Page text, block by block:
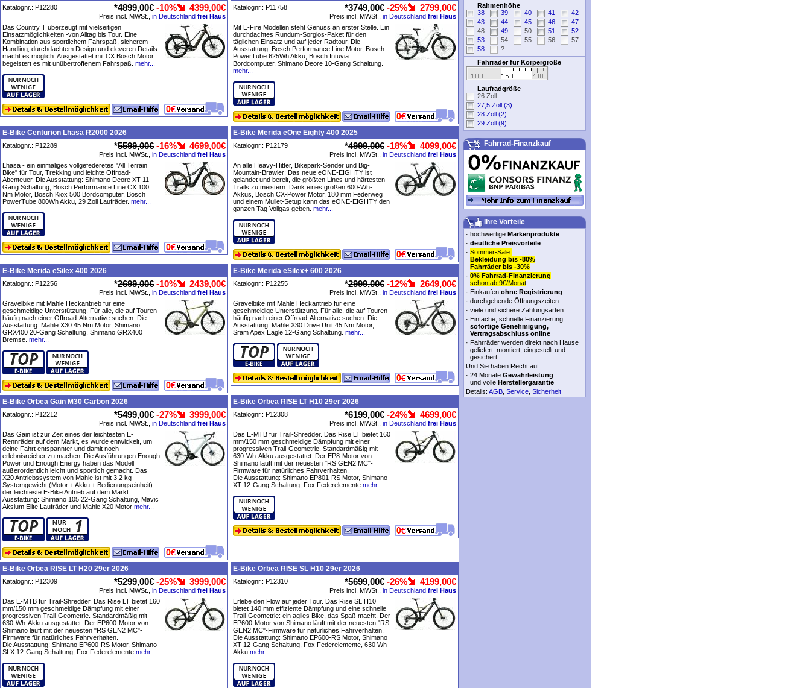
Katalognr.: P12280 *4899,00€ -10% 4399,00€
Preis incl. MWSt., in Deutschland frei Haus
Das Country T überzeugt mit vielseitigen
Einsatzmöglichkeiten -von Alltag bis Tour. Eine
Kombination aus sportlichem Fahrspaß, sicherem
Handling, durchdachtem Design und cleveren Details
macht es möglich. Ausgestattet mit CX Bosch Motor
begeistert es mit unübertroffenem Fahrspaß. mehr...
Katalognr.: P11758 *3749,00€ -25% 2799,00€
Preis incl. MWSt., in Deutschland frei Haus
Mit E-Fire Modellen steht Genuss an erster Stelle. Ein
durchdachtes Rundum-Sorglos-Paket für den
täglichen Einsatz und auf jeder Radtour. Die
Ausstattung: Bosch Performance Line Motor, Bosch
PowerTube 625Wh Akku, Bosch Intuvia
Bordcomputer, Shimano Deore 10-Gang Schaltung.
mehr...
E-Bike Centurion Lhasa R2000 2026
Katalognr.: P12289 *5599,00€ -16% 4699,00€
Preis incl. MWSt., in Deutschland frei Haus
Lhasa - ein einmaliges vollgefederetes "All Terrain
Bike" für Tour, Trekking und leichte Offroad-
Abenteuer. Die Ausstattung: Shimano Deore XT 11-
Gang Schaltung, Bosch Performance Line CX 100
Nm Motor, Bosch Kiox 500 Bordcomputer, Bosch
PowerTube 800Wh Akku, 29 Zoll Laufräder. mehr...
E-Bike Merida eOne Eighty 400 2025
Katalognr.: P12179 *4999,00€ -18% 4099,00€
Preis incl. MWSt., in Deutschland frei Haus
An alle Heavy-Hitter, Bikepark-Sender und Big-
Mountain-Brawler: Das neue eONE-EIGHTY ist
gelandet und bereit, die größten Lines und härtesten
Trails zu meistern. Dank eines großen 600-Wh-
Akkus, Bosch CX-Power Motor, 180 mm Federweg
und einem Mullet-Setup kann das eONE-EIGHTY den
ganzen Tag Vollgas geben. mehr...
E-Bike Merida eSilex 400 2026
Katalognr.: P12256 *2699,00€ -10% 2439,00€
Preis incl. MWSt., in Deutschland frei Haus
Gravelbike mit Mahle Heckantrieb für eine
geschmeidige Unterstützung. Für alle, die auf Touren
häufig nach einer Offroad-Alternative suchen. Die
Ausstattung: Mahle X30 45 Nm Motor, Shimano
GRX400 20-Gang Schaltung, Shimano GRX400
Bremse. mehr...
E-Bike Merida eSilex+ 600 2026
Katalognr.: P12255 *2999,00€ -12% 2649,00€
Preis incl. MWSt., in Deutschland frei Haus
Gravelbike mit Mahle Heckantrieb für eine
geschmeidige Unterstützung. Für alle, die auf Touren
häufig nach einer Offroad-Alternative suchen. Die
Ausstattung: Mahle X30 Drive Unit 45 Nm Motor,
Sram Apex Eagle 12-Gang Schaltung. mehr...
E-Bike Orbea Gain M30 Carbon 2026
Katalognr.: P12212 *5499,00€ -27% 3999,00€
Preis incl. MWSt., in Deutschland frei Haus
Das Gain ist zur Zeit eines der leichtesten E-
Rennräder auf dem Markt, es wurde entwickelt, um
deine Fahrt entspannter und damit noch
erlebnisreicher zu machen. Die Ausführungen Enough
Power und Enough Energy haben das Modell
außerordentlich leicht und sportlich gemacht. Das
X20 Antriebssystem von Mahle ist mit 3,2 kg
Systemgewicht (Motor + Akku + Bedienungseinheit)
der leichteste E-Bike Antrieb auf dem Markt.
Ausstattung: Shimano 105 22-Gang Schaltung, Mavic
Aksium Elite Laufräder und Mahle X20 Motor mehr...
E-Bike Orbea RISE LT H10 29er 2026
Katalognr.: P12308 *6199,00€ -24% 4699,00€
Preis incl. MWSt., in Deutschland frei Haus
Das E-MTB für Trail-Shredder. Das Rise LT bietet 160
mm/150 mm geschmeidige Dämpfung mit einer
progressiven Trail-Geometrie. Standardmäßig mit
630-Wh-Akku ausgestattet. Der EP8-Motor von
Shimano läuft mit der neuesten "RS GEN2 MC"-
Firmware für natürliches Fahrverhalten.
Die Ausstattung: Shimano EP801-RS Motor, Shimano
XT 12-Gang Schaltung, Fox Federelemente mehr...
E-Bike Orbea RISE LT H20 29er 2026
Katalognr.: P12309 *5299,00€ -25% 3999,00€
Preis incl. MWSt., in Deutschland frei Haus
Das E-MTB für Trail-Shredder. Das Rise LT bietet 160
mm/150 mm geschmeidige Dämpfung mit einer
progressiven Trail-Geometrie. Standardmäßig mit
630-Wh-Akku ausgestattet. Der EP600-Motor von
Shimano läuft mit der neuesten "RS GEN2 MC"-
Firmware für natürliches Fahrverhalten.
Die Ausstattung: Shimano EP600-RS Motor, Shimano
SLX 12-Gang Schaltung, Fox Federelemente mehr...
E-Bike Orbea RISE SL H10 29er 2026
Katalognr.: P12310 *5699,00€ -26% 4199,00€
Preis incl. MWSt., in Deutschland frei Haus
Erlebe den Flow auf jeder Tour. Das Rise SL H10
bietet 140 mm effiziente Dämpfung und eine schnelle
Trail-Geometrie: ein agiles Bike, das Spaß macht. Der
EP600-Motor von Shimano läuft mit der neuesten "RS
GEN2 MC"-Firmware für natürliches Fahrverhalten.
Die Ausstattung: Shimano EP600-RS Motor, Shimano
XT 12-Gang Schaltung, Fox Federelemente, 630 Wh
Akku mehr...
schwarz (13)
silber-grau (21)
weiß (8)
ohne Angabe (2)
Rahmenhöhe
38
39 40 41
42
43
44 45 46
47
48
49 50 51
52
53
54 55 56
57
58
?
Fahrräder für Körpergröße
Laufradgröße
26 Zoll
27,5 Zoll (3)
28 Zoll (2)
29 Zoll (9)
Fahrrad-Finanzkauf
Ihre Vorteile
· hochwertige Markenprodukte
· deutliche Preisvorteile
· Sommer-Sale:
Bekleidung bis -80%
Fahrräder bis -30%
· 0% Fahrrad-Finanzierung
schon ab 9€/Monat
· Einkaufen ohne Registrierung
· durchgehende Öffnungszeiten
· viele und sichere Zahlungsarten
· Einfache, schnelle Finanzierung:
sofortige Genehmigung,
Vertragsabschluss online
· Fahrräder werden direkt nach Hause
geliefert: montiert, eingestellt und
gesichert
Und Sie haben Recht auf:
· 24 Monate Gewährleistung
und volle Herstellergarantie
Details: AGB Service Sicherheit